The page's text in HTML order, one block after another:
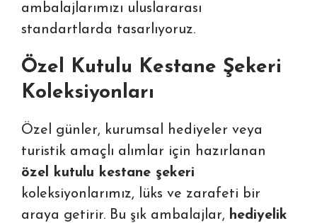
ambalajlarımızı uluslararası
standartlarda tasarlıyoruz.
Özel Kutulu Kestane Şekeri
Koleksiyonları
Özel günler, kurumsal hediyeler veya
turistik amaçlı alımlar için hazırlanan
özel kutulu kestane şekeri
koleksiyonlarımız, lüks ve zarafeti bir
araya getirir. Bu şık ambalajlar, hediyelik